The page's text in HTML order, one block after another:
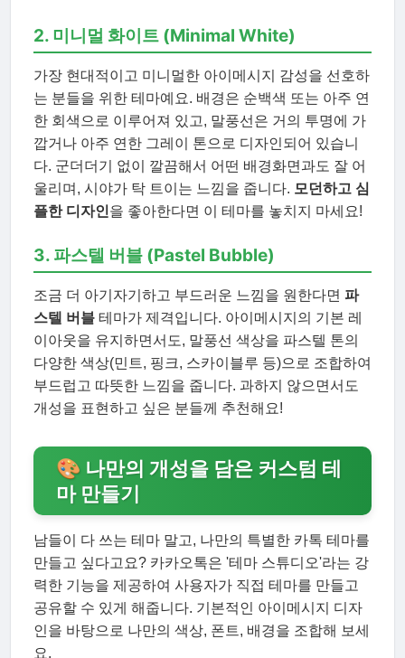
2. 미니멀 화이트 (Minimal White)
가장 현대적이고 미니멀한 아이메시지 감성을 선호하
는 분들을 위한 테마예요. 배경은 순백색 또는 아주 연
한 회색으로 이루어져 있고, 말풍선은 거의 투명에 가
깝거나 아주 연한 그레이 톤으로 디자인되어 있습니
다. 군더더기 없이 깔끔해서 어떤 배경화면과도 잘 어
울리며, 시야가 탁 트이는 느낌을 줍니다. 모던하고 심
플한 디자인을 좋아한다면 이 테마를 놓치지 마세요!
3. 파스텔 버블 (Pastel Bubble)
조금 더 아기자기하고 부드러운 느낌을 원한다면 파
스텔 버블테마가 제격입니다. 아이메시지의 기본 레
이아웃을 유지하면서도, 말풍선 색상을 파스텔 톤의
다양한 색상(민트, 핑크, 스카이블루 등)으로 조합하여
부드럽고 따뜻한 느낌을 줍니다. 과하지 않으면서도
개성을 표현하고 싶은 분들께 추천해요!
🎨 나만의 개성을 담은 커스텀 테
마 만들기
남들이 다 쓰는 테마 말고, 나만의 특별한 카톡 테마를
만들고 싶다고요? 카카오톡은 '테마 스튜디오'라는 강
력한 기능을 제공하여 사용자가 직접 테마를 만들고
공유할 수 있게 해줍니다. 기본적인 아이메시지 디자
인을 바탕으로 나만의 색상, 폰트, 배경을 조합해 보세
요.